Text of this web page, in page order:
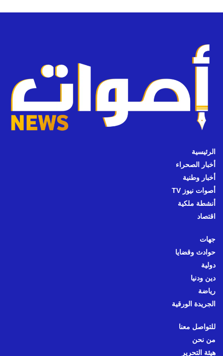
الرئيسية
أخبار الصحراء
أخبار وطنية
أصوات نيوز TV
أنشطة ملكية
اقتصاد
جهات
حوادث وقضايا
دولية
دين ودنيا
رياضة
الجريدة الورقية
للتواصل معنا
من نحن
هيئة التحرير